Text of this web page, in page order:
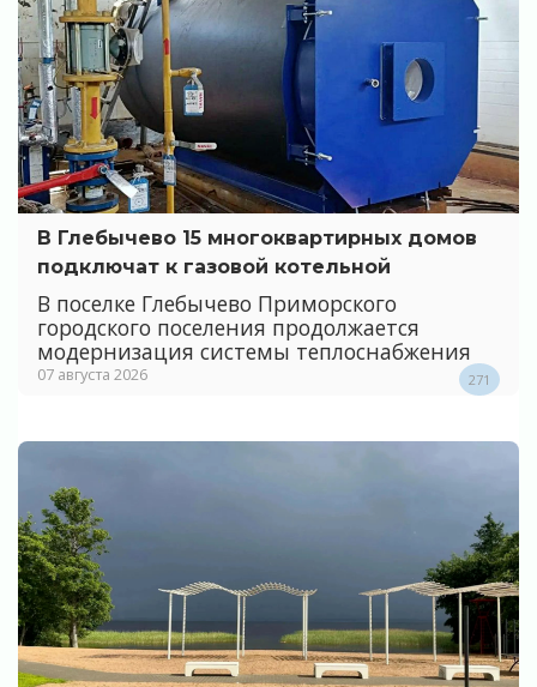
В Глебычево 15 многоквартирных домов
подключат к газовой котельной
В поселке Глебычево Приморского
городского поселения продолжается
модернизация системы теплоснабжения
07 августа 2026 271